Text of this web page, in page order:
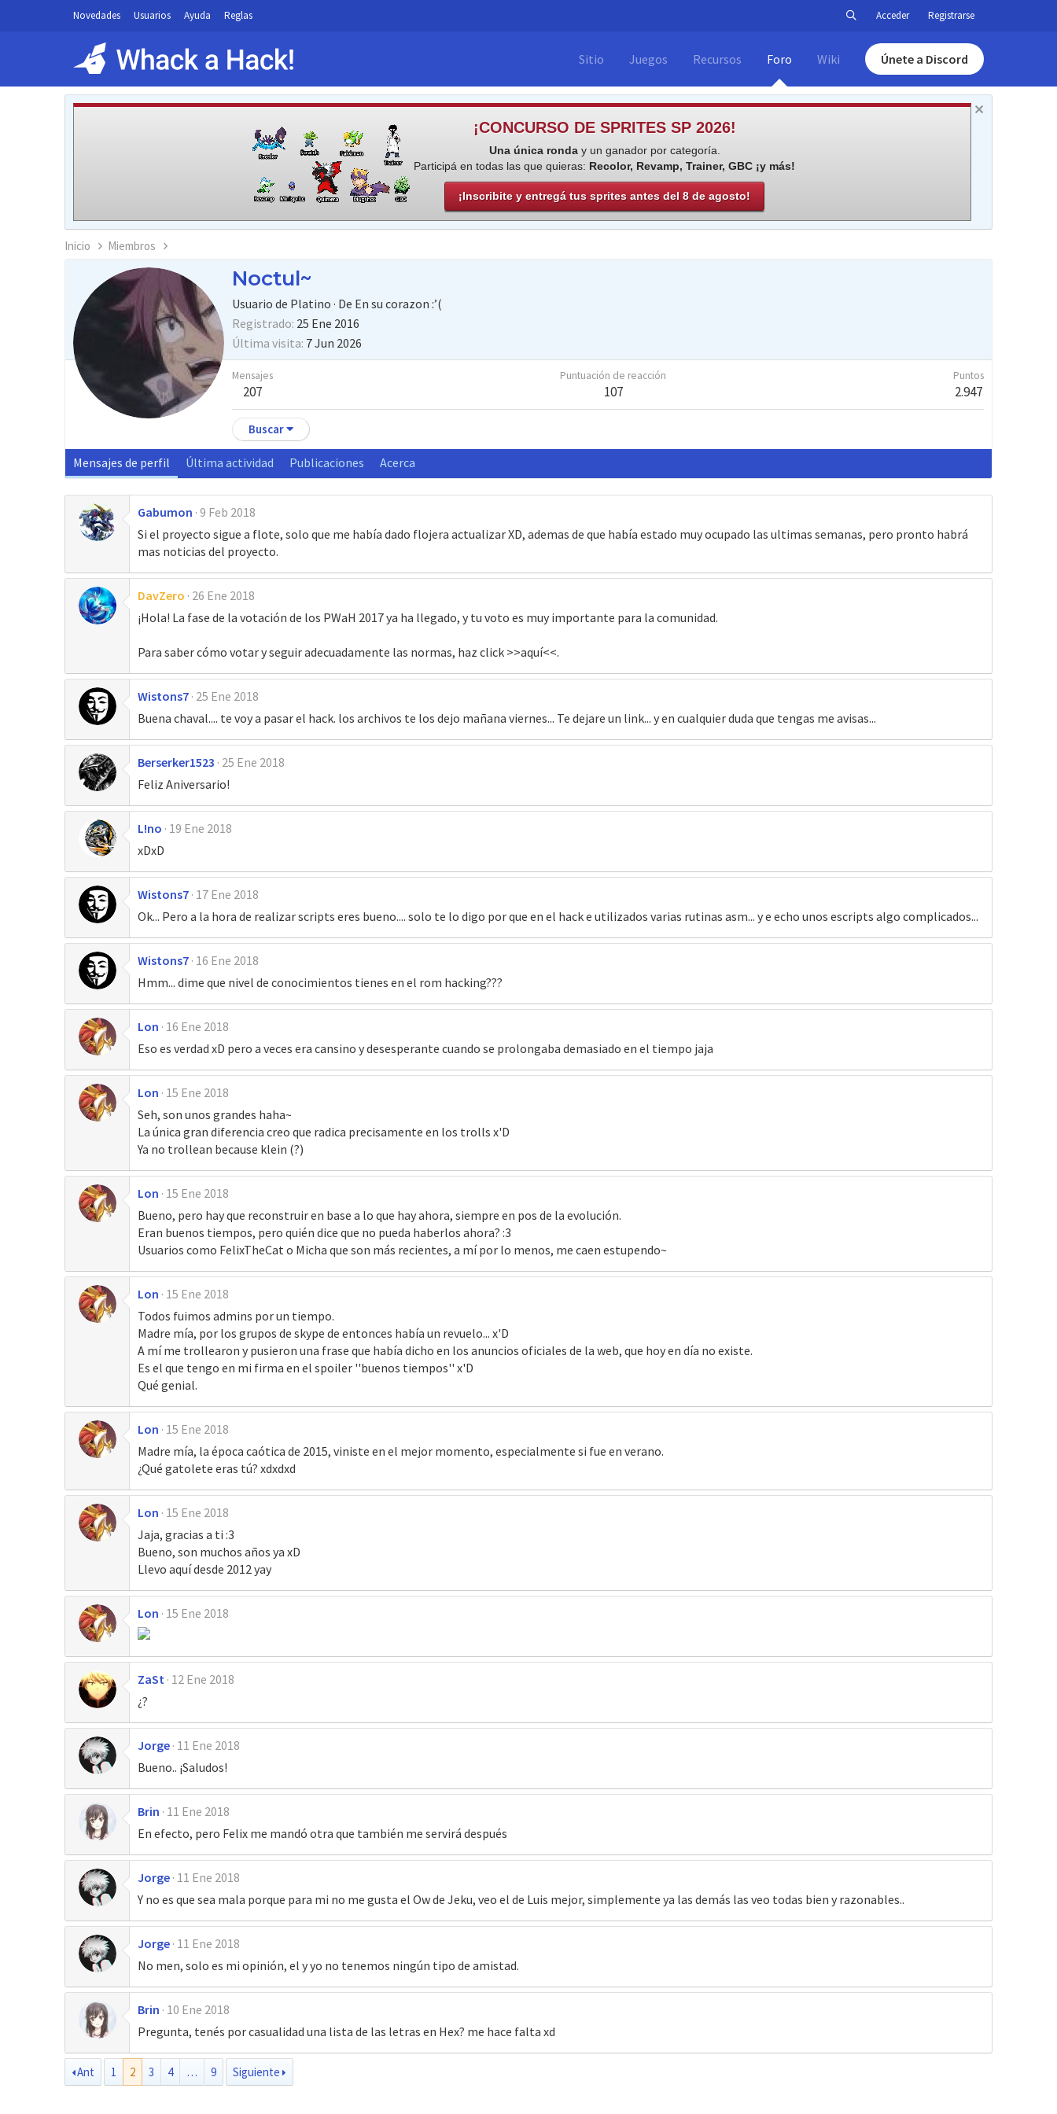
Novedades Usuarios Ayuda Reglas Acceder Registrarse
Sitio Juegos Recursos Foro Wiki Únete a Discord
¡CONCURSO DE SPRITES SP 2026!
Una única ronday un ganador por categoría.
Participá en todas las que quieras: Recolor, Revamp, Trainer, GBC ¡y más!
¡Inscribite y entregá tus sprites antes del 8 de agosto!
Inicio Miembros
Noctul~
Usuario de Platino · De En su corazon :’(
Registrado 25 Ene 2016
Última visita 7 Jun 2026
Mensajes
207
Puntuación de reacción
107
Puntos
2.947
Buscar
Mensajes de perfil Última actividad Publicaciones Acerca
Gabumon 9 Feb 2018
Si el proyecto sigue a flote, solo que me había dado flojera actualizar XD, ademas de que había estado muy ocupado las ultimas semanas, pero pronto habrá
mas noticias del proyecto.
DavZero 26 Ene 2018
¡Hola! La fase de la votación de los PWaH 2017 ya ha llegado, y tu voto es muy importante para la comunidad.
Para saber cómo votar y seguir adecuadamente las normas, haz click >>aquí<<.
Wistons7 25 Ene 2018
Buena chaval.... te voy a pasar el hack. los archivos te los dejo mañana viernes... Te dejare un link... y en cualquier duda que tengas me avisas...
Berserker1523 25 Ene 2018
Feliz Aniversario!
L!no 19 Ene 2018
xDxD
Wistons7 17 Ene 2018
Ok... Pero a la hora de realizar scripts eres bueno.... solo te lo digo por que en el hack e utilizados varias rutinas asm... y e echo unos escripts algo complicados...
Wistons7 16 Ene 2018
Hmm... dime que nivel de conocimientos tienes en el rom hacking???
Lon 16 Ene 2018
Eso es verdad xD pero a veces era cansino y desesperante cuando se prolongaba demasiado en el tiempo jaja
Lon 15 Ene 2018
Seh, son unos grandes haha~
La única gran diferencia creo que radica precisamente en los trolls x'D
Ya no trollean because klein (?)
Lon 15 Ene 2018
Bueno, pero hay que reconstruir en base a lo que hay ahora, siempre en pos de la evolución.
Eran buenos tiempos, pero quién dice que no pueda haberlos ahora? :3
Usuarios como FelixTheCat o Micha que son más recientes, a mí por lo menos, me caen estupendo~
Lon 15 Ene 2018
Todos fuimos admins por un tiempo.
Madre mía, por los grupos de skype de entonces había un revuelo... x'D
A mí me trollearon y pusieron una frase que había dicho en los anuncios oficiales de la web, que hoy en día no existe.
Es el que tengo en mi firma en el spoiler ''buenos tiempos'' x'D
Qué genial.
Lon 15 Ene 2018
Madre mía, la época caótica de 2015, viniste en el mejor momento, especialmente si fue en verano.
¿Qué gatolete eras tú? xdxdxd
Lon 15 Ene 2018
Jaja, gracias a ti :3
Bueno, son muchos años ya xD
Llevo aquí desde 2012 yay
Lon 15 Ene 2018
ZaSt 12 Ene 2018
¿?
Jorge 11 Ene 2018
Bueno.. ¡Saludos!
Brin 11 Ene 2018
En efecto, pero Felix me mandó otra que también me servirá después
Jorge 11 Ene 2018
Y no es que sea mala porque para mi no me gusta el Ow de Jeku, veo el de Luis mejor, simplemente ya las demás las veo todas bien y razonables..
Jorge 11 Ene 2018
No men, solo es mi opinión, el y yo no tenemos ningún tipo de amistad.
Brin 10 Ene 2018
Pregunta, tenés por casualidad una lista de las letras en Hex? me hace falta xd
Ant 1 2 3 4 … 9 Siguiente